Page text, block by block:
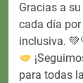
Gracias a
cada día
inclusiva.
para todas